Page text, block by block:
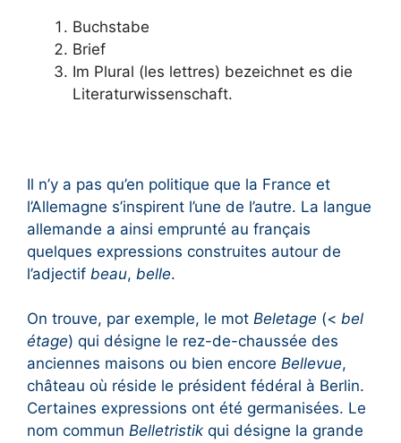
Buchstabe
Brief
Im Plural (les lettres) bezeichnet es die
Literaturwissenschaft.
Il n’y a pas qu’en politique que la France et
l’Allemagne s’inspirent l’une de l’autre. La langue
allemande a ainsi emprunté au français
quelques expressions construites autour de
l’adjectif beau, belle.
On trouve, par exemple, le mot Beletage (< bel
étage) qui désigne le rez-de-chaussée des
anciennes maisons ou bien encore Bellevue,
château où réside le président fédéral à Berlin.
Certaines expressions ont été germanisées. Le
nom commun Belletristik qui désigne la grande